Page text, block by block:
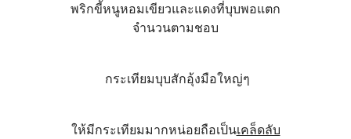
พริกขี้หนูหอมเขียวและแดงที่บุบพอแตก
จำนวนตามชอบ
กระเทียมบุบสักอุ้งมือใหญ่ๆ
ให้มีกระเทียมมากหน่อยถือเป็นเคล็ดลับ